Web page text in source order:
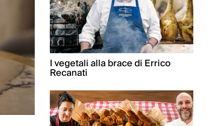
I vegetali alla brace di Errico
Recanati